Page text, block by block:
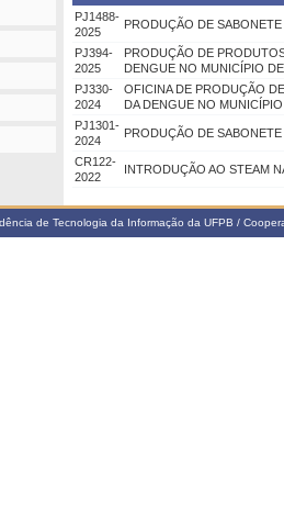
PJ1488-
2025
PRODUÇÃO DE
PJ394-
2025
PRODUÇÃO DE
DENGUE NO MUNICÍPIO
PJ330-
2024
OFICINA DE PRODUÇÃO
DA DENGUE NO
PJ1301-
2024
PRODUÇÃO DE
CR122-
2022
INTRODUÇÃO AO STEAM
de Tecnologia da Informação da UFPB /